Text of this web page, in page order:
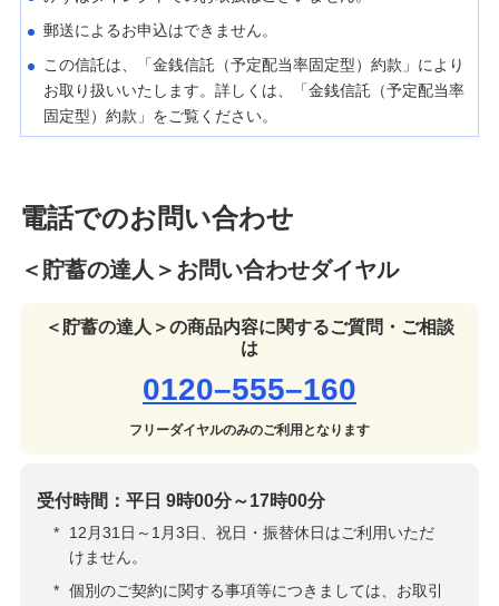
郵送によるお申込はできません。
この信託は、「金銭信託（予定配当率固定型）約款」により
お取り扱いいたします。詳しくは、「金銭信託（予定配当率
固定型）約款」をご覧ください。
電話でのお問い合わせ
＜貯蓄の達人＞お問い合わせダイヤル
＜貯蓄の達人＞の商品内容に関するご質問・ご相談
は
0120–555–160
フリーダイヤルのみのご利用となります
受付時間：平日 9時00分～17時00分
*
12月31日～1月3日、祝日・振替休日はご利用いただ
けません。
* 個別のご契約に関する事項等につきましては、お取引